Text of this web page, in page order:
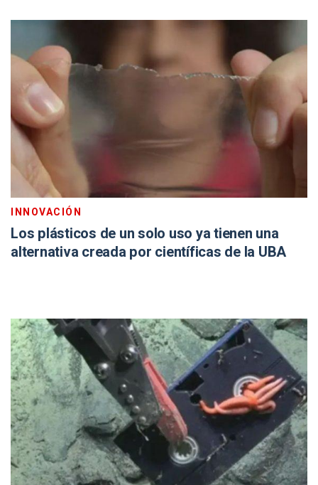
INNOVACIÓN
Los plásticos de un solo uso ya tienen una
alternativa creada por científicas de la UBA